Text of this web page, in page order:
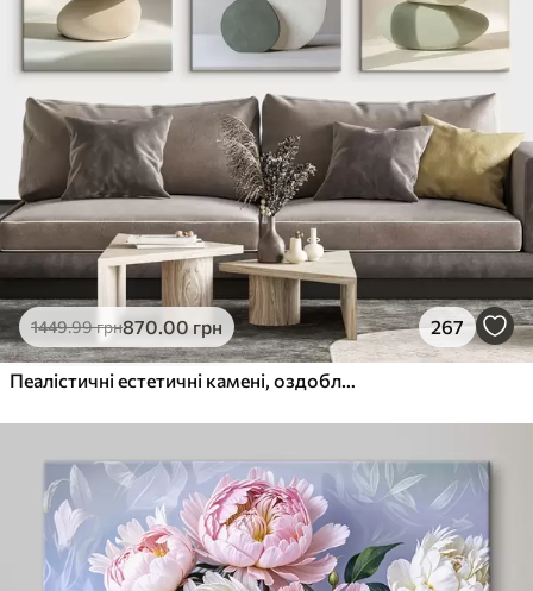
1449.99грн870.00 грн 267
Пеалістичні естетичні камені, оздоблення будинку, природне освітлення